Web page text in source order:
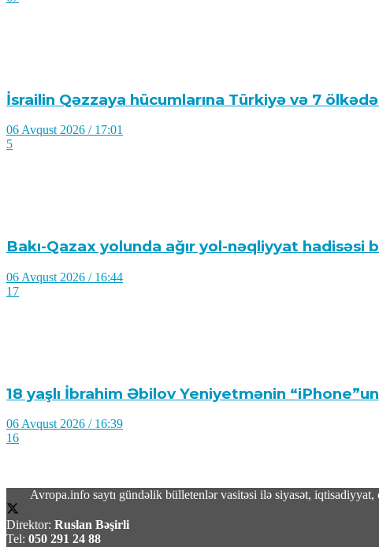
İsrailin Qəzzaya hücumlarına Türkiyə və 7
06 Avqust 2026 / 17:01
5
Bakı-Qazax yolunda ağır yol-nəqliyyat hadisəsi
06 Avqust 2026 / 16:44
17
18 yaşlı İbrahim Əbilov Yeniyetmənin
06 Avqust 2026 / 16:39
16
ABŞ-da jalapeno bibərinin səbəb olduğu
Avropa.info saytı gündəlik bülletenlər vasitəsi ilə siyasət,
Direktor: Ruslan Bəşirli
Tel: 050 291 24 88